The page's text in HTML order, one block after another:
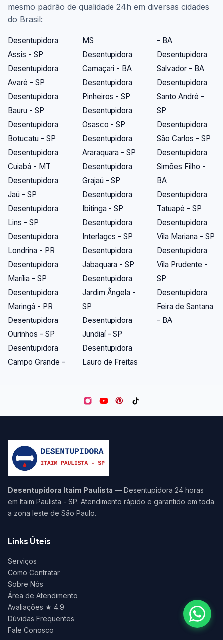
mesmo padrão de qualidade 24h em diversas cidades
do Brasil:
Desentupidora
Assis - SP
Desentupidora
Avaré - SP
Desentupidora
Bauru - SP
Desentupidora
Botucatu - SP
Desentupidora
Cuiabá - MT
Desentupidora
Jaú - SP
Desentupidora
Lins - SP
Desentupidora
Londrina - PR
Desentupidora
Marília - SP
Desentupidora
Maringá - PR
Desentupidora
Ourinhos - SP
Desentupidora
Campo Grande -
MS
Desentupidora
Camaçari - BA
Desentupidora
Pinheiros - SP
Desentupidora
Osasco - SP
Desentupidora
Araraquara - SP
Desentupidora
Grajaú - SP
Desentupidora
Ibitinga - SP
Desentupidora
Interlagos - SP
Desentupidora
Jabaquara - SP
Desentupidora
Jardim Ângela -
SP
Desentupidora
Jundiaí - SP
Desentupidora
Lauro de Freitas
- BA
Desentupidora
Salvador - BA
Desentupidora
Santo André -
SP
Desentupidora
São Carlos - SP
Desentupidora
Simões Filho -
BA
Desentupidora
Tatuapé - SP
Desentupidora
Vila Mariana - SP
Desentupidora
Vila Prudente -
SP
Desentupidora
Feira de Santana
- BA
Desentupidora Itaim Paulista — Desentupidora 24 horas
em Itaim Paulista - SP. Atendimento rápido e garantido em toda
a zona leste de São Paulo.
Links Úteis
Serviços
Como Contratar
Sobre Nós
Área de Atendimento
Avaliações ★ 4.9
Dúvidas Frequentes
Fale Conosco